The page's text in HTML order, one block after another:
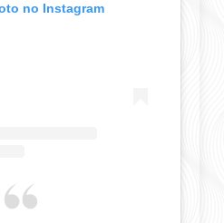
no Instagram